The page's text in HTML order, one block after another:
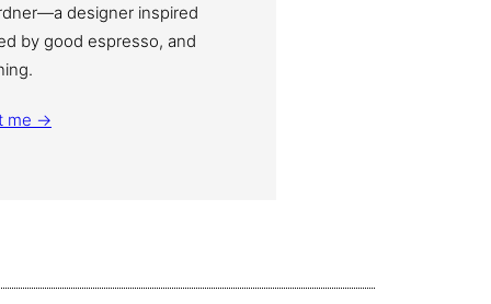
designer inspired
by good espresso, and
me →